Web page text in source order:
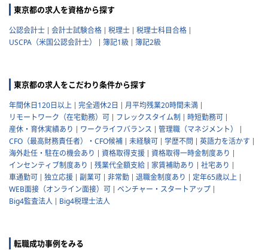
東京都の求人を資格から探す
公認会計士 会計士試験合格 税理士
税理士科目合格
USCPA（米国公認会計士）
簿記1級 簿記2級
東京都の求人をこだわり条件から探す
年間休日120日以上 完全週休2日
月平均残業20時間未満
リモートワーク（在宅勤務）可
フレックスタイム制
時短勤務可
産休・育休実績あり
ワークライフバランス
管理職（マネジメント）
CFO（最高財務責任者）・CFO候補
未経験可 学歴不問
英語力を活かす
海外赴任・駐在の機会あり
資格取得支援
資格取得一時金制度あり
インセンティブ制度あり
残業代全額支給 家賃補助あり
社宅あり
車通勤可
独立応援 副業可 非常勤 退職金制度あり
定年65歳以上
WEB面接（オンライン面接）可
ベンチャー・スタートアップ
Big4監査法人
Big4税理士法人
転職成功事例をみる